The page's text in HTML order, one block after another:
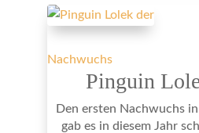
Nachwuchs
Pinguin
Den ersten Nachwuchs
gab es in diesem Jahr